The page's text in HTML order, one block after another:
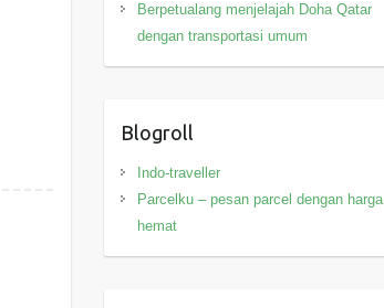
Berpetualang menjelajah Doha Qatar
dengan transportasi umum
Blogroll
Indo-traveller
Parcelku – pesan parcel dengan harga
hemat